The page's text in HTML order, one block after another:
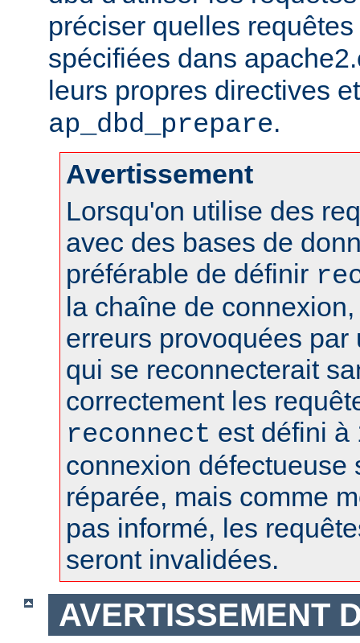
préciser quelles
spécifiées dans
leurs propres directives
ap_dbd_prepare.
Avertissement
Lorsqu'on utilise des
avec des bases de
préférable de définir
la chaîne de
erreurs provoquées par
qui se reconnecterait
correctement les
reconnect est défini à
connexion défectueuse
réparée, mais comme
pas informé, les
seront invalidées.
AVERTISSEMENT